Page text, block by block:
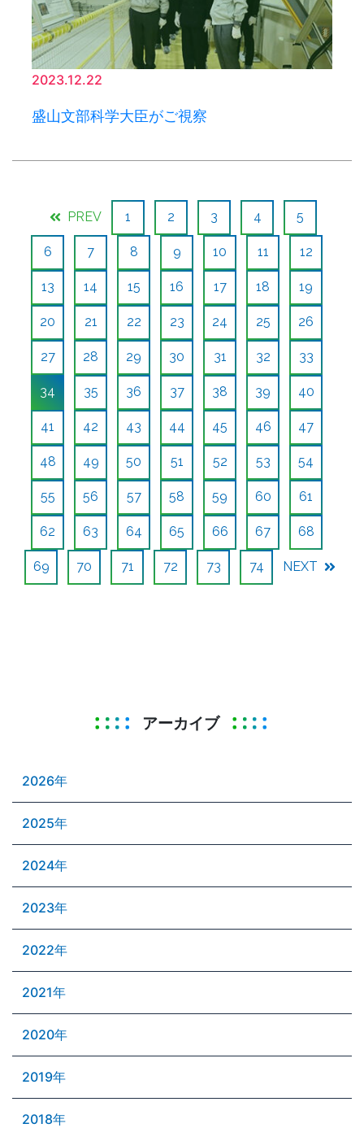
2023.12.22
盛山文部科学大臣がご視察
PREV 1 2 3 4 5
6 7 8 9 10 11 12
13 14 15 16 17 18 19
20 21 22 23 24 25 26
27 28 29 30 31 32 33
34 35 36 37 38 39 40
41 42 43 44 45 46 47
48 49 50 51 52 53 54
55 56 57 58 59 60 61
62 63 64 65 66 67 68
69 70 71 72 73 74 NEXT
アーカイブ
2026年
2025年
2024年
2023年
2022年
2021年
2020年
2019年
2018年